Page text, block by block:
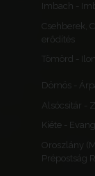
Imbach -
Csehberek,
erődítés
Tömörd -
Dömös -
Alsócsitár -
Kiéte -
Oroszlány
Prépostság